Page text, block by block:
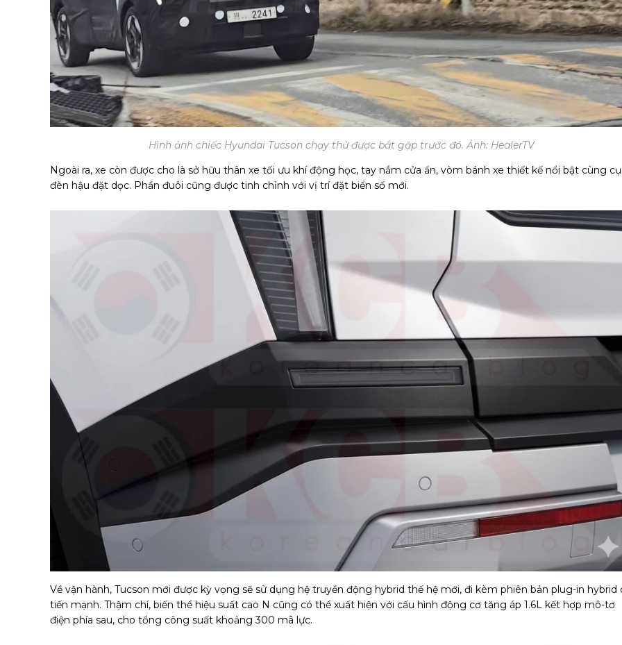
Hình ảnh chiếc Hyundai Tucson chạy thử được bắt gặp trước đó. Ảnh: HealerTV
Ngoài ra, xe còn được cho là sở hữu thân xe tối ưu khí động học, tay nắm cửa ẩn, vòm bánh xe thiết kế nổi bật cùng
đèn hậu đặt dọc. Phần đuôi cũng được tinh chỉnh với vị trí đặt biển số mới.
Về vận hành, Tucson mới được kỳ vọng sẽ sử dụng hệ truyền động hybrid thế hệ mới, đi kèm phiên bản plug-in hybrid
tiến mạnh. Thậm chí, biến thể hiệu suất cao N cũng có thể xuất hiện với cấu hình động cơ tăng áp 1.6L kết hợp mô-tơ
điện phía sau, cho tổng công suất khoảng 300 mã lực.